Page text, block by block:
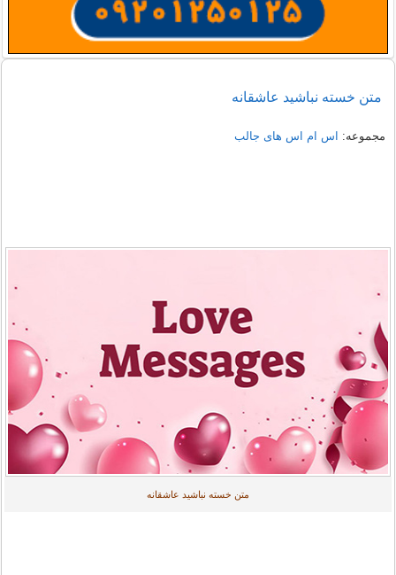
متن خسته نباشید عاشقانه
مجموعه: اس ام اس های جالب
متن خسته نباشید عاشقانه